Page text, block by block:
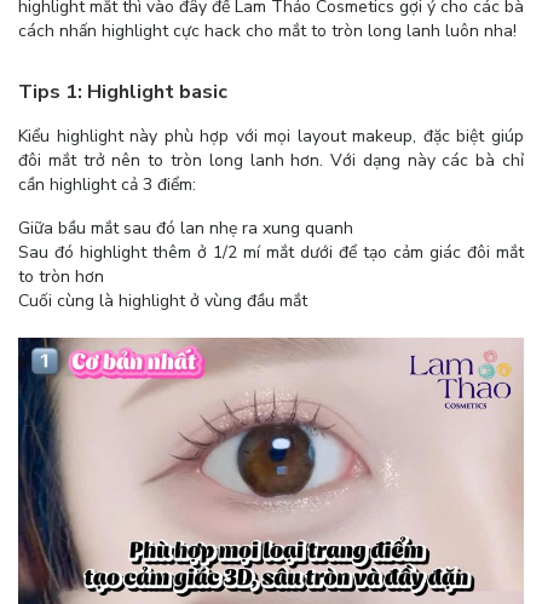
highlight mắt thì vào đây để Lam Thảo Cosmetics gợi ý cho các bà
cách nhấn highlight cực hack cho mắt to tròn long lanh luôn nha!
Tips 1: Highlight basic
Kiểu highlight này phù hợp với mọi layout makeup, đặc biệt giúp
đôi mắt trở nên to tròn long lanh hơn. Với dạng này các bà chỉ
cần highlight cả 3 điểm:
Giữa bầu mắt sau đó lan nhẹ ra xung quanh
Sau đó highlight thêm ở 1/2 mí mắt dưới để tạo cảm giác đôi mắt
to tròn hơn
Cuối cùng là highlight ở vùng đầu mắt